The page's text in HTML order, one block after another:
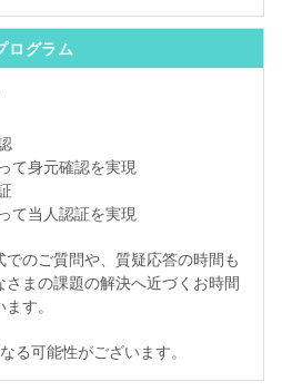
ログラム
て身元確認を実現
て当人認証を実現
のご質問や、質疑応答の時間も
まの課題の解決へ近づくお時間
す。
る可能性がございます。